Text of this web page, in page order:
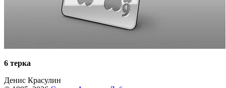
6 терка
Денис Красулин